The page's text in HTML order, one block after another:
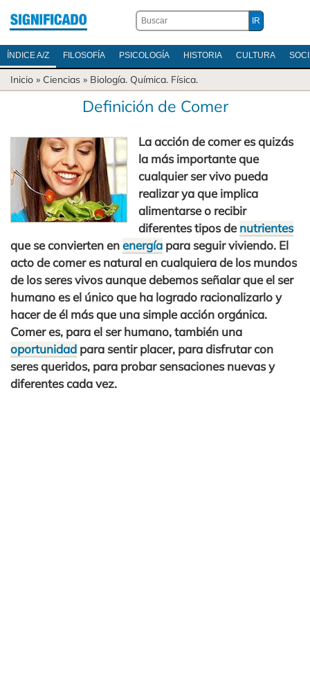
ÍNDICE A/Z FILOSOFÍA PSICOLOGÍA HISTORIA CULTURA
Inicio » Ciencias » Biología. Química. Física.
Definición de Comer
La acción de comer es quizás
la más importante que
cualquier ser vivo pueda
realizar ya que implica
alimentarse o recibir
diferentes tipos denutrientes
que se convierten enenergía para seguir viviendo. El
acto de comer es natural en cualquiera de los mundos
de los seres vivos aunque debemos señalar que el ser
humano es el único que ha logrado racionalizarlo y
hacer de él más que una simple acción orgánica.
Comer es, para el ser humano, también una
oportunidad para sentir placer, para disfrutar con
seres queridos, para probar sensaciones nuevas y
diferentes cada vez.